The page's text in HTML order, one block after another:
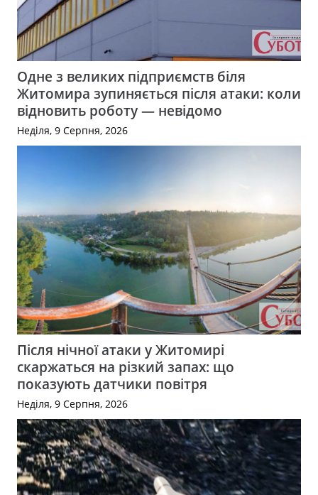
Одне з великих підприємств біля
Житомира зупиняється після атаки: коли
відновить роботу — невідомо
Неділя, 9 Серпня, 2026
Після нічної атаки у Житомирі
скаржаться на різкий запах: що
показують датчики повітря
Неділя, 9 Серпня, 2026